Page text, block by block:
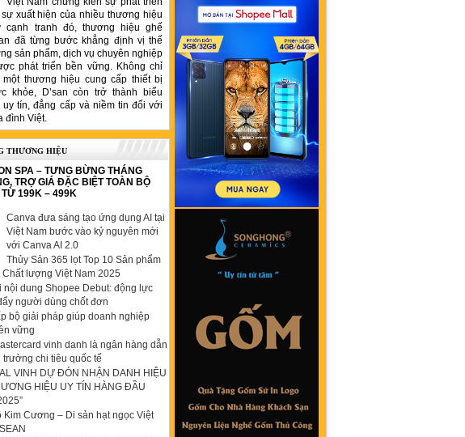
xuất hiện của nhiều thương hiệu
cạnh tranh đó, thương hiệu ghế
đã từng bước khẳng định vị thế
sản phẩm, dịch vụ chuyên nghiệp
phát triển bền vững. Không chỉ
thương hiệu cung cấp thiết bị
khỏe, D’san còn trở thành biểu
tín, đẳng cấp và niềm tin đối với
đình Việt.
THƯƠNG HIỆU
SPA – TƯNG BỪNG THÁNG
TRỢ GIÁ ĐẶC BIỆT TOÀN BỘ
TỪ 199K – 499K
Canva đưa sáng tạo ứng dụng AI tại
Việt Nam bước vào kỷ nguyên mới
với Canva AI 2.0
Thủy Sản 365 lọt Top 10 Sản phẩm
Chất lượng Việt Nam 2025
nội dung Shopee Debut: động lực
người dùng chốt đơn
bộ giải pháp giúp doanh nghiệp
vững
vinh danh là ngân hàng dẫn
trưởng chi tiêu quốc tế
VINH DỰ ĐÓN NHẬN DANH HIỆU
HIỆU UY TÍN HÀNG ĐẦU
Kim Cương – Di sản hạt ngọc Việt